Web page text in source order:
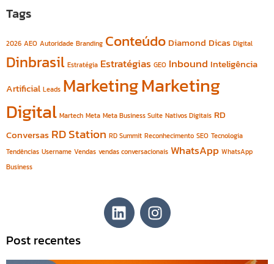
Tags
2026 AEO Autoridade Branding Conteúdo Diamond Dicas Digital
Dinbrasil Estratégia Estratégias GEO Inbound Inteligência
Artificial Leads MarketingMarketing
Digital Martech Meta Meta Business Suite Nativos Digitais RD
Conversas RD Station RD Summit Reconhecimento SEO Tecnologia
Tendências Username Vendas vendas conversacionais WhatsApp WhatsApp
Business
Post recentes